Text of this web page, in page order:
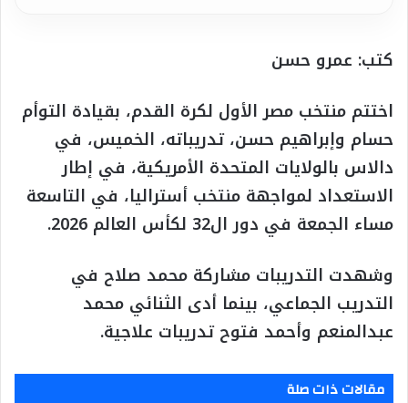
كتب: عمرو حسن
اختتم منتخب مصر الأول لكرة القدم، بقيادة التوأم
حسام وإبراهيم حسن، تدريباته، الخميس، في
دالاس بالولايات المتحدة الأمريكية، في إطار
الاستعداد لمواجهة منتخب أستراليا، في التاسعة
مساء الجمعة في دور ال32 لكأس العالم 2026.
وشهدت التدريبات مشاركة محمد صلاح في
التدريب الجماعي، بينما أدى الثنائي محمد
عبدالمنعم وأحمد فتوح تدريبات علاجية.
مقالات ذات صلة